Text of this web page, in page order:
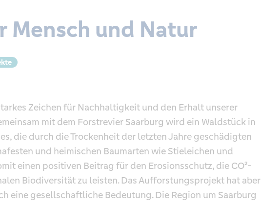
Mensch und Natur
Zeichen für Nachhaltigkeit und den Erhalt unserer
mit dem Forstrevier Saarburg wird ein Waldstück in
die durch die Trockenheit der letzten Jahre geschädigten
und heimischen Baumarten wie Stieleichen und
einen positiven Beitrag für den Erosionsschutz, die CO²-
Biodiversität zu leisten. Das Aufforstungsprojekt hat aber
eine gesellschaftliche Bedeutung. Die Region um Saarburg